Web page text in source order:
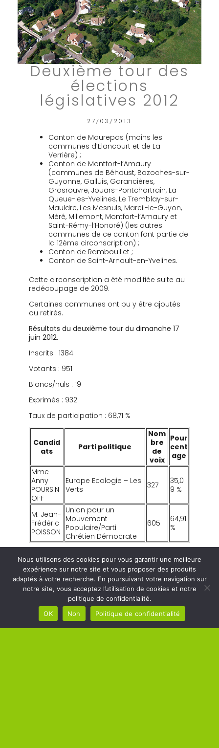
Deuxième tour des
élections
législatives 2012
27/03/2013
Canton de Maurepas (moins les
communes d’Elancourt et de La
Verrière) ;
Canton de Montfort-l’Amaury
(communes de Béhoust, Bazoches-sur-
Guyonne, Galluis, Garancières,
Grosrouvre, Jouars-Pontchartrain, La
Queue-les-Yvelines, Le Tremblay-sur-
Mauldre, Les Mesnuls, Mareil-le-Guyon,
Méré, Millemont, Montfort-l’Amaury et
Saint-Rémy-l’Honoré) (les autres
communes de ce canton font partie de
la 12ème circonscription) ;
Canton de Rambouillet ;
Canton de Saint-Arnoult-en-Yvelines.
Cette circonscription a été modifiée suite au
redécoupage de 2009.
Certaines communes ont pu y être ajoutés
ou retirés.
Résultats du deuxième tour du dimanche 17
juin 2012.
Inscrits : 1384
Votants : 951
Blancs/nuls : 19
Exprimés : 932
Taux de participation : 68,71 %
Candid
ats
Parti politique
Nom
bre
de
voix
Pour
cent
age
Mme
Anny
POURSIN
OFF
Europe Ecologie – Les
Verts
327
35,0
9 %
M. Jean-
Frédéric
POISSON
Union pour un
Mouvement
Populaire/Parti
Chrétien Démocrate
605
64,91
%
MAIRIE DE
Square Raoul Breton –
78490 Méré
HORAIRES DE
LA MAIRIE
Nous utilisons des cookies pour vous garantir une meilleure
expérience sur notre site et vous proposer des produits
adaptés à votre recherche. En poursuivant votre navigation sur
notre site, vous acceptez l’utilisation de cookies et notre
politique de confidentialité.
OK
Non Politique de confidentialité